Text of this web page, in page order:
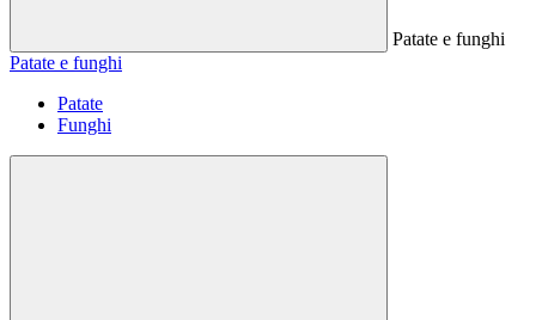
Patate e funghi
Patate e funghi
Patate
Funghi